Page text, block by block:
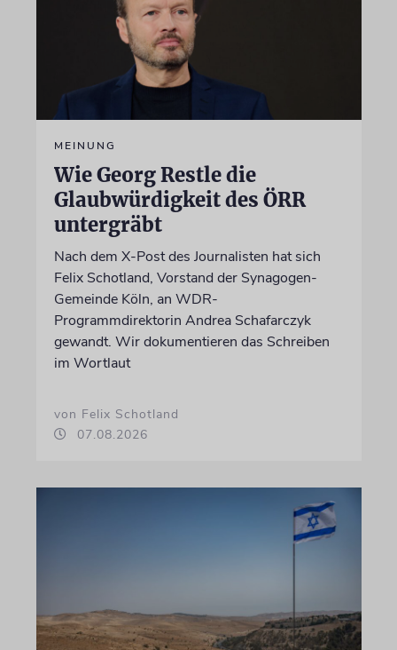
MEINUNG
Wie Georg Restle die
Glaubwürdigkeit des ÖRR
untergräbt
Nach dem X-Post des Journalisten hat sich
Felix Schotland, Vorstand der Synagogen-
Gemeinde Köln, an WDR-
Programmdirektorin Andrea Schafarczyk
gewandt. Wir dokumentieren das Schreiben
im Wortlaut
von Felix Schotland
07.08.2026